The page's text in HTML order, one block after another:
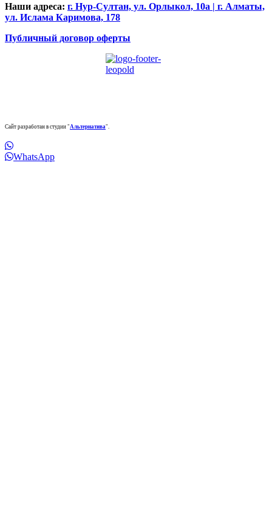
Наши адреса: г. Нур-Султан, ул. Орлыкол, 10а | г. Алматы,
ул. Ислама Каримова, 178
Публичный договор оферты
Сайт разработан в студии "Альтернатива".
WhatsApp